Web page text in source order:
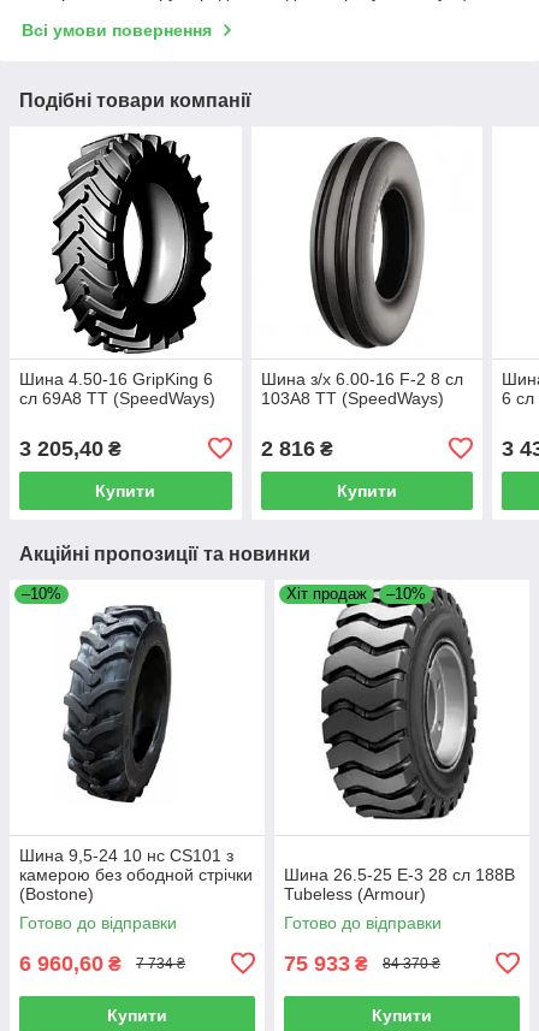
Всі умови повернення
Подібні товари компанії
Шина 4.50-16 GripKing 6
сл 69A8 TT (SpeedWays)
3 205,40 ₴
Купити
Шина з/х 6.00-16 F-2 8 сл
103A8 TT (SpeedWays)
2 816₴
Купити
6 сл
3
Акційні пропозиції та новинки
–10%
Шина 9,5-24 10 нс CS101 з
камерою без ободной стрічки
(Bostone)
Готово до відправки
6 960,60 ₴ 7 734 ₴
Купити
Хіт продаж –10%
Шина 26.5-25 E-3 28 сл 188B
Tubeless (Armour)
Готово до відправки
75 933 ₴ 84 370 ₴
Купити